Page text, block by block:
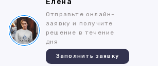
Елена
Отправьте онлайн-
заявку и получите
решение в течение
дня
Заполнить заявку